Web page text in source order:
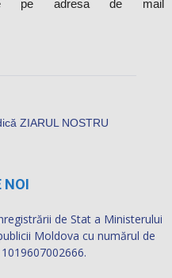
pe adresa de mail
NOI
de Stat a Ministerului
Moldova cu numărul de